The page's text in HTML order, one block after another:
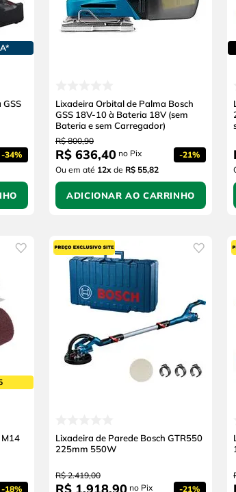
-34%
Lixadeira Orbital de Palma Bosch
GSS 18V-10 à Bateria 18V (sem
Bateria e sem Carregador)
R$ 800,90
R$ 636,40 no Pix -21%
Ou em até 12x de R$ 55,82
ADICIONAR AO CARRINHO
-18%
Lixadeira de Parede Bosch GTR550
225mm 550W
R$ 2.419,00
R$ 1.918,90 no Pix -21%